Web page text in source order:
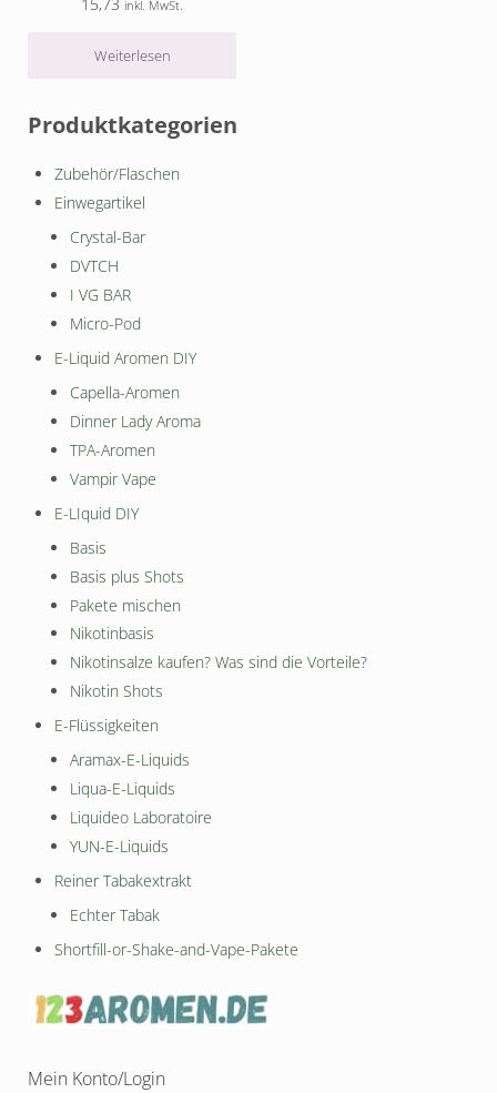
inkl. MwSt.
Weiterlesen
Seitenleiste
Produktkategorien
Zubehör/Flaschen
Einwegartikel
Crystal-Bar
DVTCH
I VG BAR
Micro-Pod
E-Liquid Aromen DIY
Capella-Aromen
Dinner Lady Aroma
TPA-Aromen
Vampir Vape
E-LIquid DIY
Basis
Basis plus Shots
Pakete mischen
Nikotinbasis
Nikotinsalze kaufen? Was sind die Vorteile?
Nikotin Shots
E-Flüssigkeiten
Aramax-E-Liquids
Liqua-E-Liquids
Liquideo Laboratoire
YUN-E-Liquids
Reiner Tabakextrakt
Echter Tabak
Shortfill-or-Shake-and-Vape-Pakete
Mein Konto/Login